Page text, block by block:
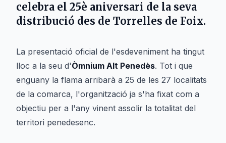
celebra el 25è aniversari de la seva
distribució des de Torrelles de Foix.
La presentació oficial de l'esdeveniment ha tingut
lloc a la seu d'Òmnium Alt Penedès. Tot i que
enguany la flama arribarà a 25 de les 27 localitats
de la comarca, l'organització ja s'ha fixat com a
objectiu per a l'any vinent assolir la totalitat del
territori penedesenc.